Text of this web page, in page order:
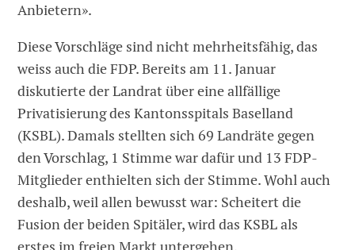
Anbietern».
Diese Vorschläge sind nicht mehrheitsfähig, das
weiss auch die FDP. Bereits am 11. Januar
diskutierte der Landrat über eine allfällige
Privatisierung des Kantonsspitals Baselland
(KSBL). Damals stellten sich 69 Landräte gegen
den Vorschlag, 1 Stimme war dafür und 13 FDP-
Mitglieder enthielten sich der Stimme. Wohl auch
deshalb, weil allen bewusst war: Scheitert die
Fusion der beiden Spitäler, wird das KSBL als